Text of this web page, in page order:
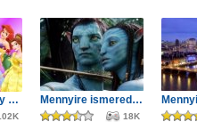
Te melyik Disney hercegnő lennél? Mennyire ismered az Avatart?
18K